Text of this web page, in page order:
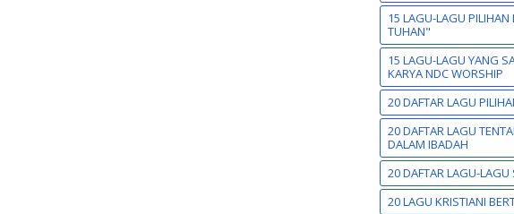
15 LAGU-LAGU
TUHAN"
15 LAGU-LAGU YANG
KARYA NDC WORSHIP
20 DAFTAR LAGU
20 DAFTAR LAGU
DALAM IBADAH
20 DAFTAR LAGU-LAGU
20 LAGU KRISTIANI